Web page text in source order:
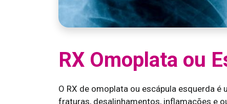
RX Omoplata ou
O RX de omoplata ou escápula esquerda
fraturas, desalinhamentos, inflamações e